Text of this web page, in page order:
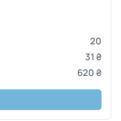
20
31 ₴
620 ₴